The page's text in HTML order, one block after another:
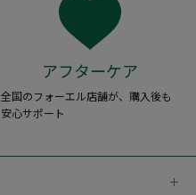
アフターケア
全国のフォーエル店舗が、購入後も
安心サポート